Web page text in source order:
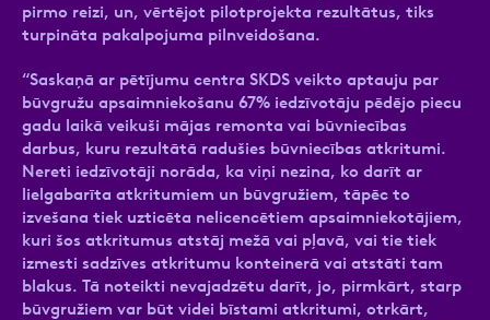
pirmo reizi, un, vērtējot pilotprojekta rezultātus, tiks
turpināta pakalpojuma pilnveidošana.
“Saskaņā ar pētījumu centra SKDS veikto aptauju par
būvgružu apsaimniekošanu 67% iedzīvotāju pēdējo piecu
gadu laikā veikuši mājas remonta vai būvniecības
darbus, kuru rezultātā radušies būvniecības atkritumi.
Nereti iedzīvotāji norāda, ka viņi nezina, ko darīt ar
lielgabarīta atkritumiem un būvgružiem, tāpēc to
izvešana tiek uzticēta nelicencētiem apsaimniekotājiem,
kuri šos atkritumus atstāj mežā vai pļavā, vai tie tiek
izmesti sadzīves atkritumu konteinerā vai atstāti tam
blakus. Tā noteikti nevajadzētu darīt, jo, pirmkārt, starp
būvgružiem var būt videi bīstami atkritumi, otrkārt,